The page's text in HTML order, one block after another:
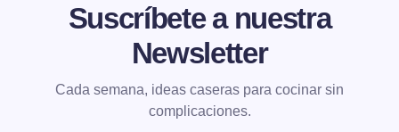
Suscríbete a nuestra
Newsletter
Cada semana, ideas caseras para cocinar sin
complicaciones.